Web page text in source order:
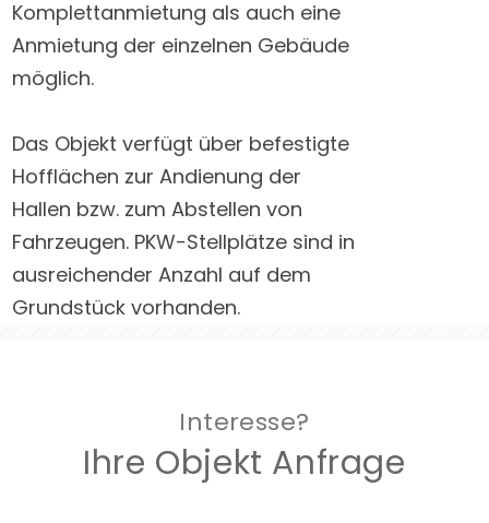
Komplettanmietung als auch eine
Anmietung der einzelnen Gebäude
möglich.
Das Objekt verfügt über befestigte
Hofflächen zur Andienung der
Hallen bzw. zum Abstellen von
Fahrzeugen. PKW-Stellplätze sind in
ausreichender Anzahl auf dem
Grundstück vorhanden.
Interesse?
Ihre Objekt Anfrage